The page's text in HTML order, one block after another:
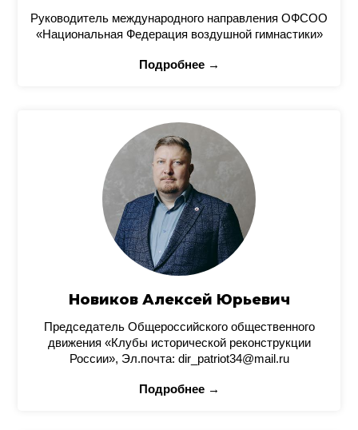
Руководитель международного направления ОФСОО
«Национальная Федерация воздушной гимнастики»
Подробнее →
Новиков Алексей Юрьевич
Председатель Общероссийского общественного
движения «Клубы исторической реконструкции
России», Эл.почта: dir_patriot34@mail.ru
Подробнее →